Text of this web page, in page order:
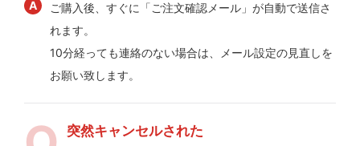
ご購入後、すぐに「ご注文確認メール」が自動で送信さ
れます。
10分経っても連絡のない場合は、メール設定の見直しを
お願い致します。
突然キャンセルされた